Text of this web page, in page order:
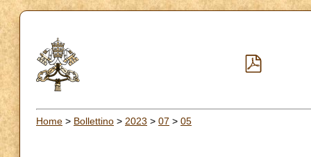
Home > Bollettino > 2023 > 07 > 05